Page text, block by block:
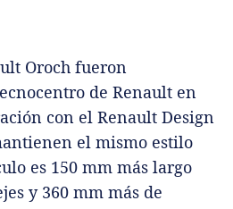
Oroch fueron
de Renault en
con el Renault Design
el mismo estilo
es 150 mm más largo
y 360 mm más de